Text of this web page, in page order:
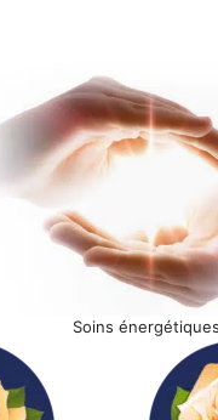
Soins énergétiques